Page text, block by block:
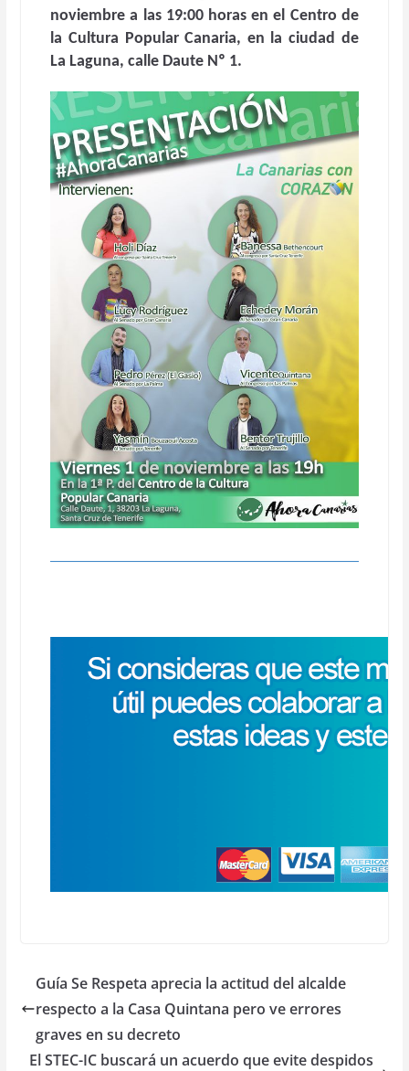
noviembre a las 19:00 horas en el Centro de
la Cultura Popular Canaria, en la ciudad de
La Laguna, calle Daute Nº 1.
Guía Se Respeta aprecia la actitud del alcalde
respecto a la Casa Quintana pero ve errores
graves en su decreto
El STEC-IC buscará un acuerdo que evite despidos